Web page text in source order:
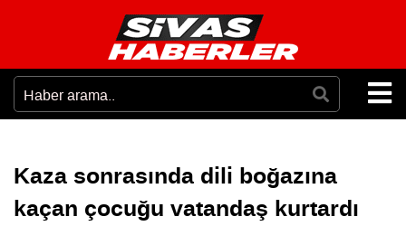
Kaza sonrasında dili boğazına
kaçan çocuğu vatandaş kurtardı